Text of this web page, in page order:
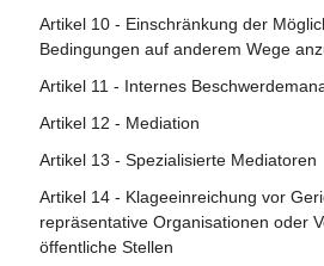
Artikel 10 - Einschränkung der
Bedingungen auf anderem Wege
Artikel 11 - Internes
Artikel 12 - Mediation
Artikel 13 - Spezialisierte Mediatoren
Artikel 14 - Klageeinreichung vor
repräsentative Organisationen oder
öffentliche Stellen